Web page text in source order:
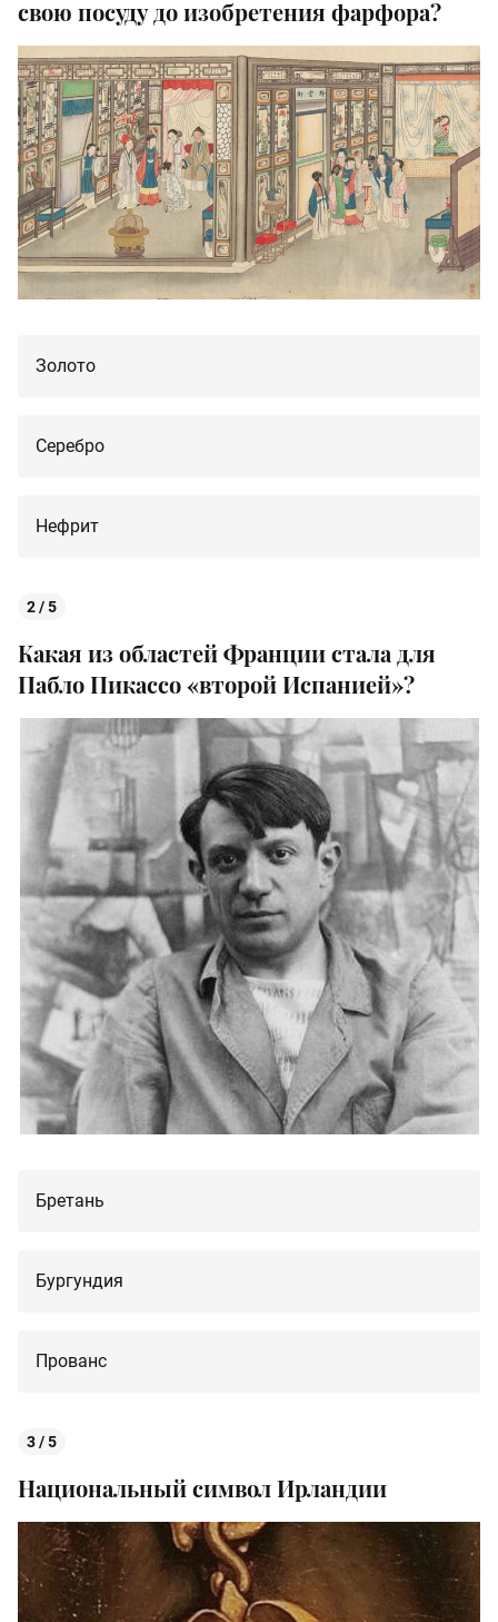
свою посуду до изобретения фарфора?
Золото
Серебро
Нефрит
2 / 5
Какая из областей Франции стала для
Пабло Пикассо «второй Испанией»?
Бретань
Бургундия
Прованс
3 / 5
Национальный символ Ирландии